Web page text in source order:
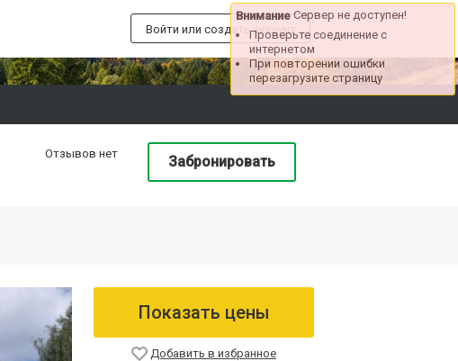
Внимание Сервер не доступен!
Проверьте соединение с
интернетом
При повторении ошибки
перезагрузите страницу
Войти или создать аккаунт
Отзывов нет Забронировать
Показать цены
Добавить в избранное